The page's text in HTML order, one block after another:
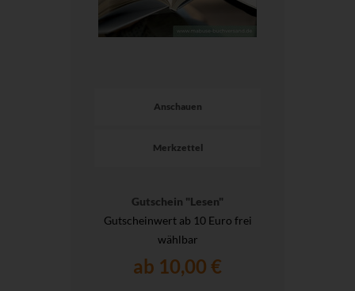
Anschauen
Merkzettel
Gutschein "Lesen"
Gutscheinwert ab 10 Euro frei
wählbar
ab 10,00 €